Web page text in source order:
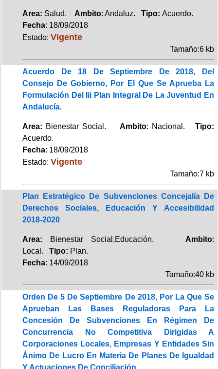
Area: Salud. Ambito: Andaluz. Tipo: Acuerdo.
Fecha: 18/09/2018
Estado: Vigente
Tamaño:6 kb
Acuerdo De 18 De Septiembre De 2018, Del
Consejo De Gobierno, Por El Que Se Aprueba La
Formulación Del Iii Plan Integral De La Juventud En
Andalucía.
Area: Bienestar Social. Ambito: Nacional. Tipo:
Acuerdo.
Fecha: 18/09/2018
Estado: Vigente
Tamaño:7 kb
Plan Estratégico De Subvenciones Concejalía De
Derechos Sociales, Educación Y Accesibilidad
2018-2020
Area: Bienestar Social,Educación. Ambito:
Local. Tipo: Plan.
Fecha: 14/09/2018
Tamaño:40 kb
Orden De 5 De Septiembre De 2018, Por La Que Se
Aprueban Las Bases Reguladoras Para La
Concesión De Subvenciones En Régimen De
Concurrencia No Competitiva Dirigidas A
Corporaciones Locales, Empresas Y Entidades Sin
Ánimo De Lucro En Materia De Planes De Igualdad
Y Actuaciones De Conciliación